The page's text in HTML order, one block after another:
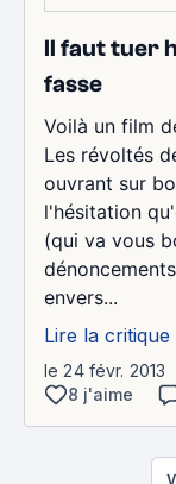
Il faut tuer
fasse
Voilà un film
Les révoltés
ouvrant sur
l'hésitation
(qui va vous
envers...
Lire la critique
le 24 févr. 2013
8 j'aime